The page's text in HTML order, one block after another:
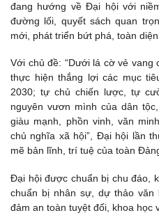
đang hướng về Đại hội với
đường lối, quyết sách quan
mới, phát triển bứt phá, toàn diện.
Với chủ đề: “Dưới lá cờ vẻ vang
thực hiện thắng lợi các mục
2030; tự chủ chiến lược, tự
nguyên vươn mình của dân
giàu mạnh, phồn vinh, văn
chủ nghĩa xã hội”, Đại hội lần
mẽ bản lĩnh, trí tuệ của toàn
Đại hội được chuẩn bị chu đáo,
chuẩn bị nhân sự, dự thảo
đảm an toàn tuyệt đối, khoa học